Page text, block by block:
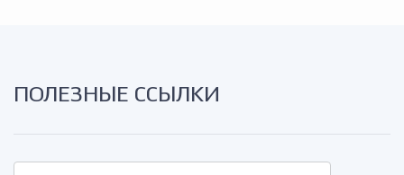
ПОЛЕЗНЫЕ ССЫЛКИ